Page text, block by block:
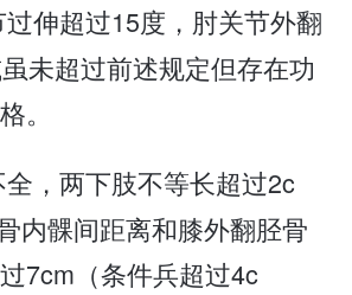
过伸超过15度，肘关节外翻
未超过前述规定但存在功
。
，两下肢不等长超过2c
内髁间距离和膝外翻胫骨
7cm（条件兵超过4c